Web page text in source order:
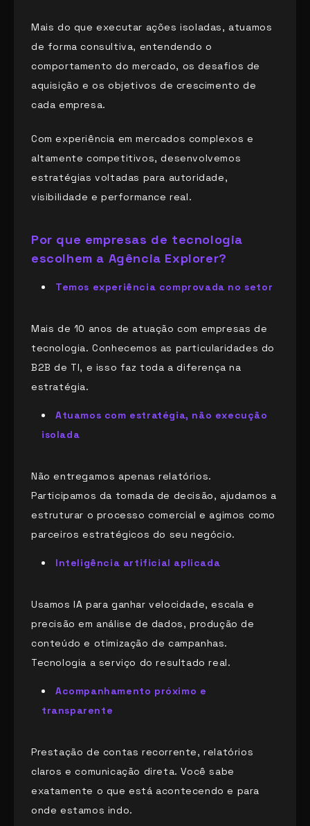
Mais do que executar ações isoladas, atuamos
de forma consultiva, entendendo o
comportamento do mercado, os desafios de
aquisição e os objetivos de crescimento de
cada empresa.
Com experiência em mercados complexos e
altamente competitivos, desenvolvemos
estratégias voltadas para autoridade,
visibilidade e performance real.
Por que empresas de tecnologia
escolhem a Agência Explorer?
Temos experiência comprovada no setor
Mais de 10 anos de atuação com empresas de
tecnologia. Conhecemos as particularidades do
B2B de TI, e isso faz toda a diferença na
estratégia.
Atuamos com estratégia, não execução
isolada
Não entregamos apenas relatórios.
Participamos da tomada de decisão, ajudamos a
estruturar o processo comercial e agimos como
parceiros estratégicos do seu negócio.
Inteligência artificial aplicada
Usamos IA para ganhar velocidade, escala e
precisão em análise de dados, produção de
conteúdo e otimização de campanhas.
Tecnologia a serviço do resultado real.
Acompanhamento próximo e
transparente
Prestação de contas recorrente, relatórios
claros e comunicação direta. Você sabe
exatamente o que está acontecendo e para
onde estamos indo.